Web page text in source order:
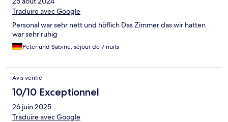
Traduire avec Google
Personal war sehr nett und höflich Das Zimmer das wir hatten
war sehr ruhig
Peter und Sabine, séjour de 7 nuits
Avis vérifié
10/10 Exceptionnel
26 juin 2025
Traduire avec Google